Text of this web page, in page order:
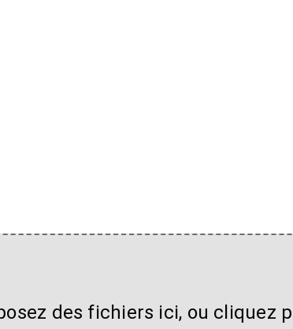
des fichiers ici, ou cliquez